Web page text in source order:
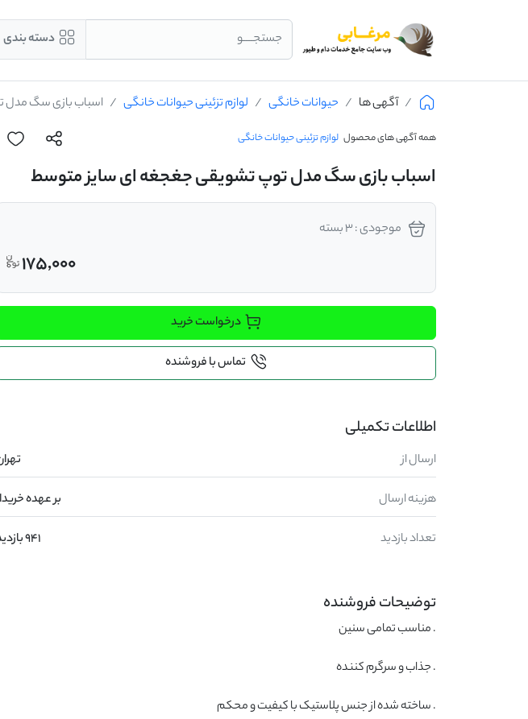
جستجــــو دسته بندی
آگهی ها حیوانات خانگی لوازم تزئینی حیوانات خانگی اسباب بازی سگ مدل
همه آگهی های محصول لوازم تزئینی حیوانات خانگی
اسباب بازی سگ مدل توپ تشویقی جغجغه ای سایز متوسط
موجودی : 3 بسته
175,000
درخواست خرید
تماس با فروشنده
اطلاعات تکمیلی
ارسال از
هزینه ارسال بر عهده
تعداد بازدید 941 بازدید
توضیحات فروشنده